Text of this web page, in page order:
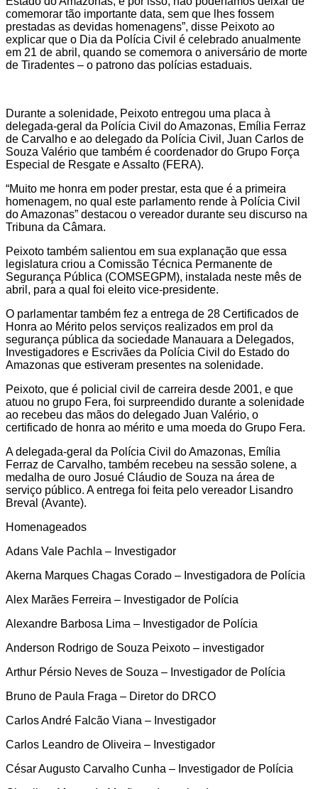
comemorar tão importante data, sem que lhes fossem
prestadas as devidas homenagens”, disse Peixoto ao
explicar que o Dia da Polícia Civil é celebrado anualmente
em 21 de abril, quando se comemora o aniversário de morte
de Tiradentes – o patrono das polícias estaduais.
Durante a solenidade, Peixoto entregou uma placa à
delegada-geral da Polícia Civil do Amazonas, Emília Ferraz
de Carvalho e ao delegado da Polícia Civil, Juan Carlos de
Souza Valério que também é coordenador do Grupo Força
Especial de Resgate e Assalto (FERA).
“Muito me honra em poder prestar, esta que é a primeira
homenagem, no qual este parlamento rende à Polícia Civil
do Amazonas” destacou o vereador durante seu discurso na
Tribuna da Câmara.
Peixoto também salientou em sua explanação que essa
legislatura criou a Comissão Técnica Permanente de
Segurança Pública (COMSEGPM), instalada neste mês de
abril, para a qual foi eleito vice-presidente.
O parlamentar também fez a entrega de 28 Certificados de
Honra ao Mérito pelos serviços realizados em prol da
segurança pública da sociedade Manauara a Delegados,
Investigadores e Escrivães da Polícia Civil do Estado do
Amazonas que estiveram presentes na solenidade.
Peixoto, que é policial civil de carreira desde 2001, e que
atuou no grupo Fera, foi surpreendido durante a solenidade
ao recebeu das mãos do delegado Juan Valério, o
certificado de honra ao mérito e uma moeda do Grupo Fera.
A delegada-geral da Polícia Civil do Amazonas, Emília
Ferraz de Carvalho, também recebeu na sessão solene, a
medalha de ouro Josué Cláudio de Souza na área de
serviço público. A entrega foi feita pelo vereador Lisandro
Breval (Avante).
Homenageados
Adans Vale Pachla – Investigador
Akerna Marques Chagas Corado – Investigadora de Polícia
Alex Marães Ferreira – Investigador de Polícia
Alexandre Barbosa Lima – Investigador de Polícia
Anderson Rodrigo de Souza Peixoto – investigador
Arthur Pérsio Neves de Souza – Investigador de Polícia
Bruno de Paula Fraga – Diretor do DRCO
Carlos André Falcão Viana – Investigador
Carlos Leandro de Oliveira – Investigador
César Augusto Carvalho Cunha – Investigador de Polícia